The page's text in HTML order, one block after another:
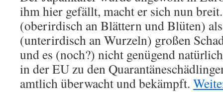
ihm hier gefällt, macht er sich nun
(oberirdisch an Blättern und Blüten)
(unterirdisch an Wurzeln) großen
und es (noch?) nicht genügend
in der EU zu den
amtlich überwacht und bekämpft.